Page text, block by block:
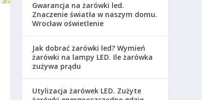
Gwarancja na żarówki led.
Znaczenie światła w naszym domu.
Wrocław oświetlenie
Jak dobrać żarówki led? Wymień
żarówki na lampy LED. Ile żarówka
zużywa prądu
Utylizacja żarówek LED. Zużyte